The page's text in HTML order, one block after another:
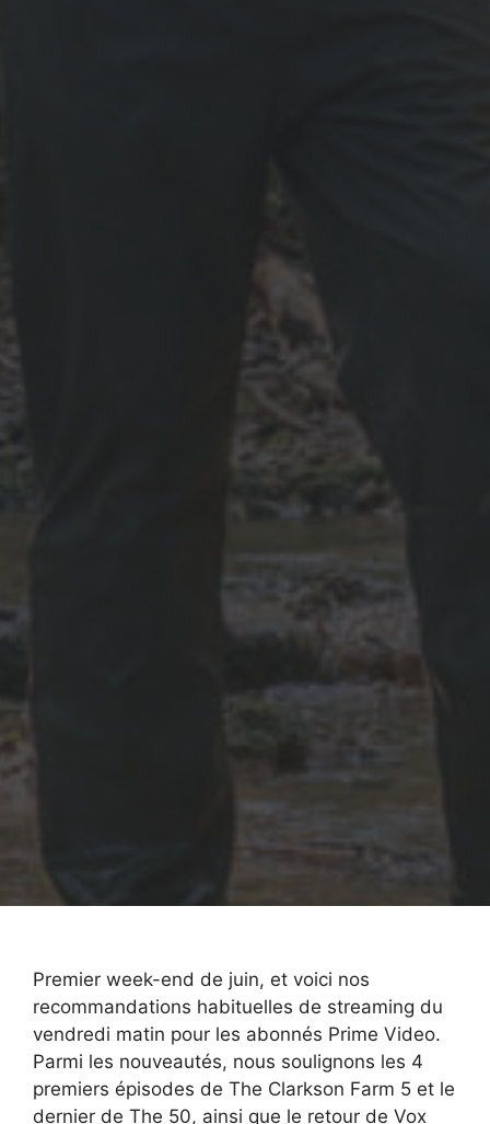
Premier week-end de juin, et voici nos
recommandations habituelles de streaming du
vendredi matin pour les abonnés Prime Video.
Parmi les nouveautés, nous soulignons les 4
premiers épisodes de The Clarkson Farm 5 et le
dernier de The 50, ainsi que le retour de Vox